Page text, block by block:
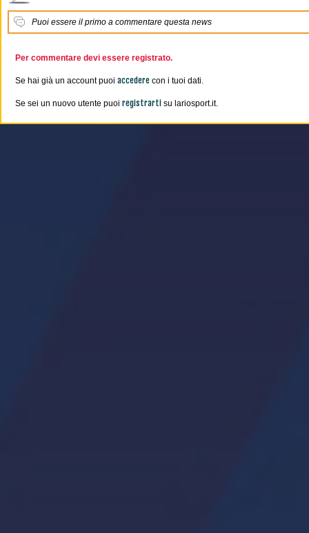
Puoi essere il primo a commentare questa news
Per commentare devi essere registrato.
Se hai già un account puoi accedere con i tuoi dati.
Se sei un nuovo utente puoi registrarti su lariosport.it.